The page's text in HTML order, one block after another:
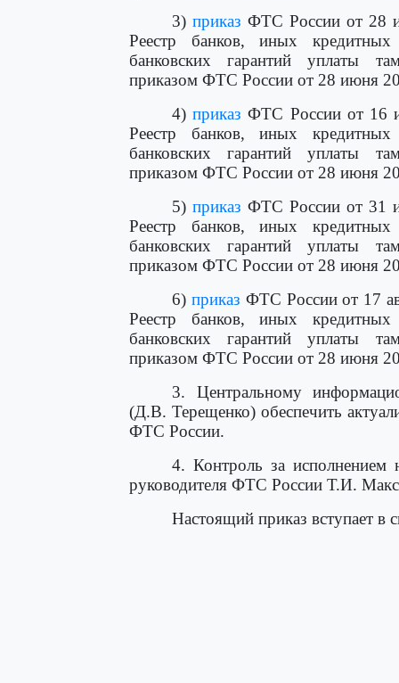
3) приказ ФТС России от 28
Реестр банков, иных
банковских гарантий уплаты
приказом ФТС России от 28 июня
4)приказ ФТС России от 16
Реестр банков, иных
банковских гарантий уплаты
приказом ФТС России от 28 июня
5)приказ ФТС России от 31
Реестр банков, иных
банковских гарантий уплаты
приказом ФТС России от 28 июня
6) приказ ФТС России от 17
Реестр банков, иных
банковских гарантий уплаты
приказом ФТС России от 28 июня
3. Центральному
(Д.В. Терещенко) обеспечить
ФТС России.
4. Контроль за исполнением
руководителя ФТС России Т.И.
Настоящий приказ вступает в